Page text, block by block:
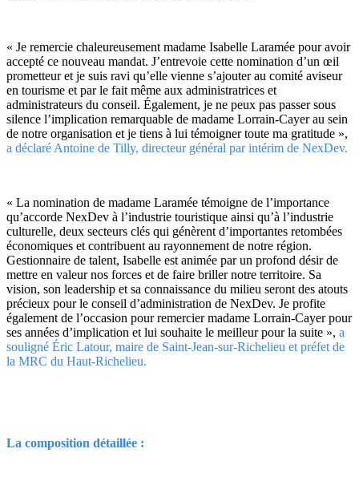
« Je remercie chaleureusement madame Isabelle Laramée pour avoir
accepté ce nouveau mandat. J’entrevoie cette nomination d’un œil
prometteur et je suis ravi qu’elle vienne s’ajouter au comité aviseur
en tourisme et par le fait même aux administratrices et
administrateurs du conseil. Également, je ne peux pas passer sous
silence l’implication remarquable de madame Lorrain-Cayer au sein
de notre organisation et je tiens à lui témoigner toute ma gratitude »,
a déclaré Antoine de Tilly, directeur général par intérim de NexDev.
« La nomination de madame Laramée témoigne de l’importance
qu’accorde NexDev à l’industrie touristique ainsi qu’à l’industrie
culturelle, deux secteurs clés qui génèrent d’importantes retombées
économiques et contribuent au rayonnement de notre région.
Gestionnaire de talent, Isabelle est animée par un profond désir de
mettre en valeur nos forces et de faire briller notre territoire. Sa
vision, son leadership et sa connaissance du milieu seront des atouts
précieux pour le conseil d’administration de NexDev. Je profite
également de l’occasion pour remercier madame Lorrain-Cayer pour
ses années d’implication et lui souhaite le meilleur pour la suite », a
souligné Éric Latour, maire de Saint-Jean-sur-Richelieu et préfet de
la MRC du Haut-Richelieu.
La composition détaillée :